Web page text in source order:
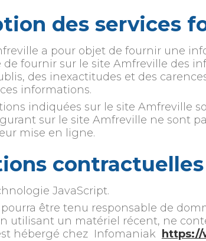
des services
a pour objet de fournir une
de fournir sur le site Amfreville des
des inexactitudes et des
informations.
indiquées sur le site Amfreville
sur le site Amfreville ne sont
mise en ligne.
JavaScript.
être tenu responsable de
utilisant un matériel récent, ne
hébergé chez Infomaniak